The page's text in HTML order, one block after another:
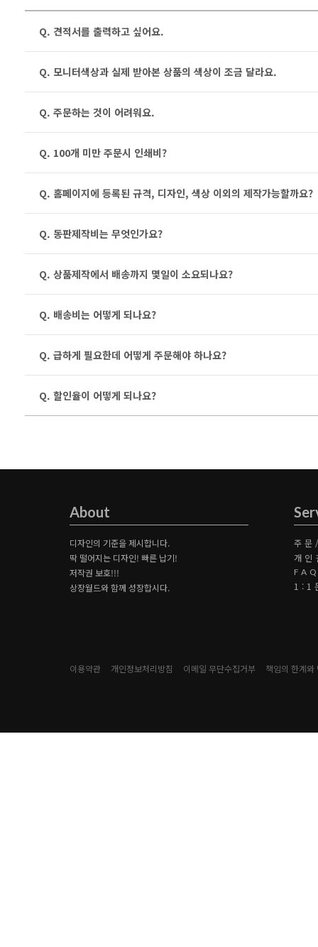
Q. 견적서를 출력하고 싶어요.
Q. 모니터색상과 실제 받아본 상품의 색상이 조금 달라요.
Q. 주문하는 것이 어려워요.
Q. 100개 미만 주문시 인쇄비?
Q. 홈페이지에 등록된 규격, 디자인, 색상 이외의 제작가능할까요?
Q. 동판제작비는 무엇인가요?
Q. 상품제작에서 배송까지 몇일이 소요되나요?
Q. 배송비는 어떻게 되나요?
Q. 급하게 필요한데 어떻게 주문해야 하나요?
Q. 할인율이 어떻게 되나요?
About
디자인의 기준을 제시합니다.
딱 떨어지는 디자인! 빠른 납기!
저작권 보호!!!
상장월드와 함께 성장합시다.
주
개인
1:1
이용약관 개인정보처리방침 이메일 무단수집거부 책임의 한계와